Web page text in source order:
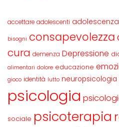
accettare adolescenti adolescenza
bisogni consapevolezza
cura demenza Depressione
alimentari dolore educazione
gioco identità lutto neuropsicologia
psicologia
sociale psicoterapia